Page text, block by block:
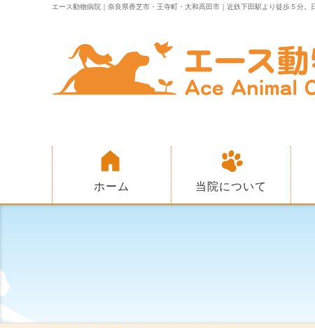
エース動物病院｜奈良県香芝市・王寺町・大和高田市｜近鉄下田駅より徒歩５分
ホーム 当院について